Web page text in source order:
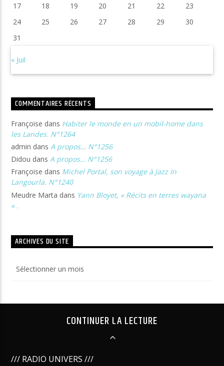
17
18 19 20 21 22
23
24
25 26 27 28 29
30
31
« Juil
COMMENTAIRES RÉCENTS
Françoise dans Habiter le monde en un mobil-home dans
les Landes. N°1264
admin dansA propos… N°1256
Didou dansA propos… N°1256
Françoise dans Michel Portal, son voyage à Jazz In
Langourla. N°1240
Meudre Marta dans Yann Bloyet, « Récits en terres wayana
« .
ARCHIVES DU SITE
du
CONTINUER LA LECTURE
/// RADIO UNIVERS ///